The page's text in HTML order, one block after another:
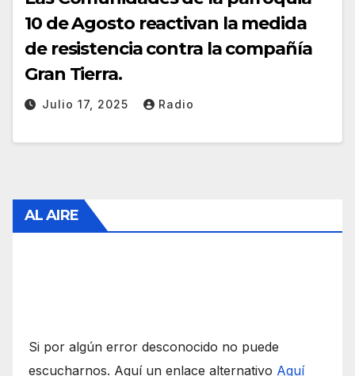
10 de Agosto reactivan la medida
de resistencia contra la compañía
Gran Tierra.
Julio 17, 2025 Radio
AL AIRE
Si por algún error desconocido no puede
escucharnos. Aquí un enlace alternativo Aquí